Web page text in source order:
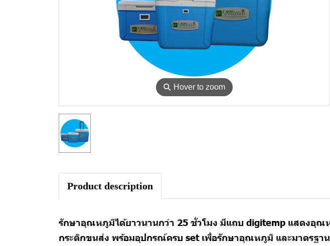
⚲ Hover to zoom
Product description
รักษาอุณหภูมิได้ยาวนานกว่า 25 ชั่วโมง มีแถบ digitemp แสดง
กระติกขนส่ง พร้อมอุปกรณ์ครบ set เพื่อรักษาอุณหภูมิ และมาตรฐา